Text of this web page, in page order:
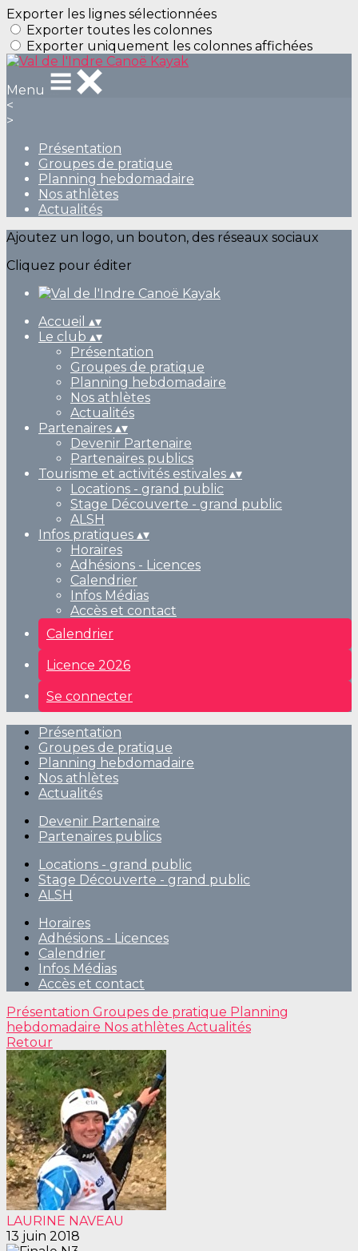
Exporter les lignes sélectionnées
Exporter toutes les colonnes
Exporter uniquement les colonnes affichées
Menu
<
>
Présentation
Groupes de pratique
Planning hebdomadaire
Nos athlètes
Actualités
Ajoutez un logo, un bouton, des réseaux sociaux
Cliquez pour éditer
Accueil ▴▾
Le club ▴▾
Présentation
Groupes de pratique
Planning hebdomadaire
Nos athlètes
Actualités
Partenaires ▴▾
Devenir Partenaire
Partenaires publics
Tourisme et activités estivales ▴▾
Locations - grand public
Stage Découverte - grand public
ALSH
Infos pratiques ▴▾
Horaires
Adhésions - Licences
Calendrier
Infos Médias
Accès et contact
Calendrier
Licence 2026
Se connecter
Présentation
Groupes de pratique
Planning hebdomadaire
Nos athlètes
Actualités
Devenir Partenaire
Partenaires publics
Locations - grand public
Stage Découverte - grand public
ALSH
Horaires
Adhésions - Licences
Calendrier
Infos Médias
Accès et contact
Présentation Groupes de pratique Planning
hebdomadaire Nos athlètes Actualités
Retour
LAURINE NAVEAU
13 juin 2018